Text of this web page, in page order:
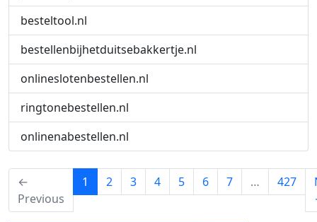
besteltool.nl
bestellenbijhetduitsebakkertje.nl
onlineslotenbestellen.nl
ringtonebestellen.nl
onlinenabestellen.nl
←
Previous
1 (current)
2 3 4 5 6 7 … 427